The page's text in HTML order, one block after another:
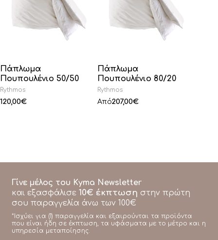
Πάπλωμα
Πουπουλένιο 50/50
Rythmos
120,00€
Πάπλωμα
Πουπουλένιο 80/20
Rythmos
Από207,00€
Γίνε μέλος του Kyma Newsletter
και εξασφάλισε 10€ έκπτωση στην πρώτη
σου παραγγελία άνω των 100€
*Ισχύει για (1) παραγγελία και εξαιρούνται τα προϊόντα
που είναι ήδη σε έκπτωση, τα υφάσματα με το μέτρο και η
υπηρεσία μεταποίησης.